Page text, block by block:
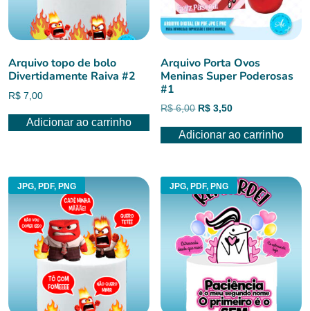
Arquivo topo de bolo
Divertidamente Raiva #2
R$ 7,00
Adicionar ao carrinho
Arquivo Porta Ovos
Meninas Super Poderosas
#1
R$6,00 O
original
R$ 3,50O
atual
Adicionar ao carrinho
JPG, PDF, PNG JPG, PDF, PNG